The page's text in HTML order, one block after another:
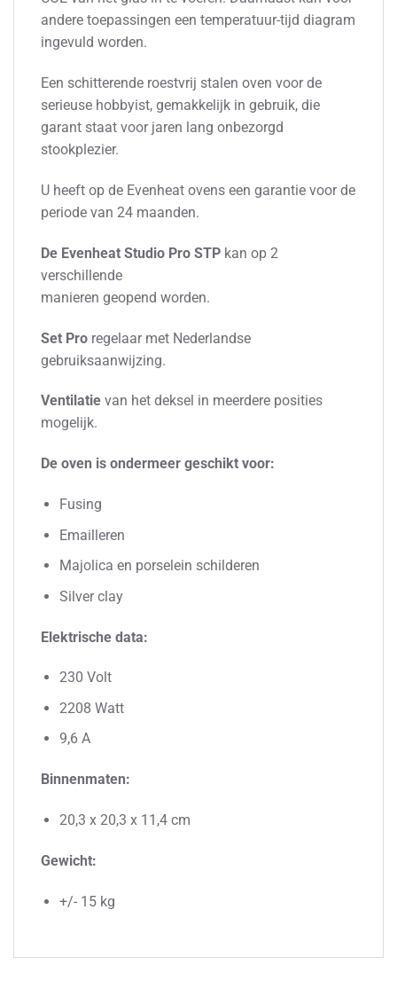
andere toepassingen een temperatuur-tijd diagram
ingevuld worden.
Een schitterende roestvrij stalen oven voor de
serieuse hobbyist, gemakkelijk in gebruik, die
garant staat voor jaren lang onbezorgd
stookplezier.
U heeft op de Evenheat ovens een garantie voor de
periode van 24 maanden.
De Evenheat Studio Pro STP kan op 2
verschillende
manieren geopend worden.
Set Pro regelaar met Nederlandse
gebruiksaanwijzing.
Ventilatie van het deksel in meerdere posities
mogelijk.
De oven is ondermeer geschikt voor:
Fusing
Emailleren
Majolica en porselein schilderen
Silver clay
Elektrische data:
230 Volt
2208 Watt
9,6 A
Binnenmaten:
20,3 x 20,3 x 11,4 cm
Gewicht:
+/- 15 kg